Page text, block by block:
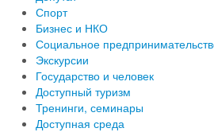
Спорт
Бизнес и НКО
Социальное
Экскурсии
Государство и человек
Доступный туризм
Тренинги, семинары
Доступная среда